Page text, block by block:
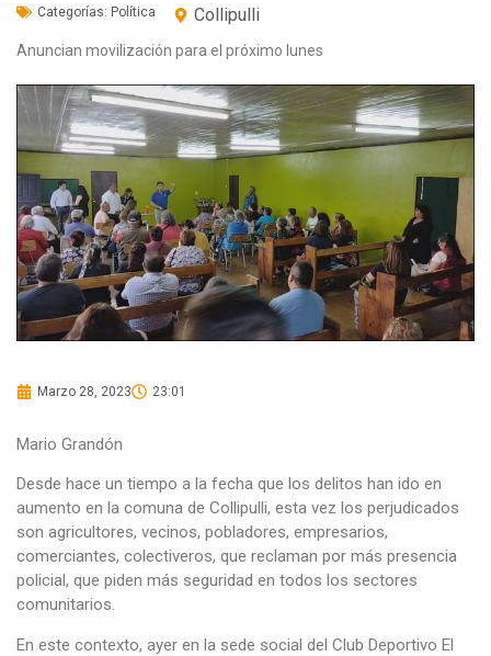
Categorías: Política Collipulli
Anuncian movilización para el próximo lunes
Marzo 28, 2023 23:01
Mario Grandón
Desde hace un tiempo a la fecha que los delitos han ido en
aumento en la comuna de Collipulli, esta vez los perjudicados
son agricultores, vecinos, pobladores, empresarios,
comerciantes, colectiveros, que reclaman por más presencia
policial, que piden más seguridad en todos los sectores
comunitarios.
En este contexto, ayer en la sede social del Club Deportivo El